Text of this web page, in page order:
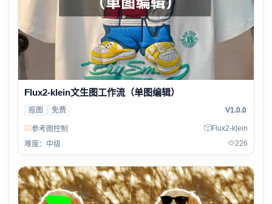
Flux2-klein文生图工作流（单图编辑）
抠图 免费 V1.0.0
参考图控制
Flux2-klein
难度：中级
226